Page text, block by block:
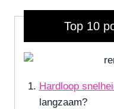
Top 10
Hardloop
langzaam?